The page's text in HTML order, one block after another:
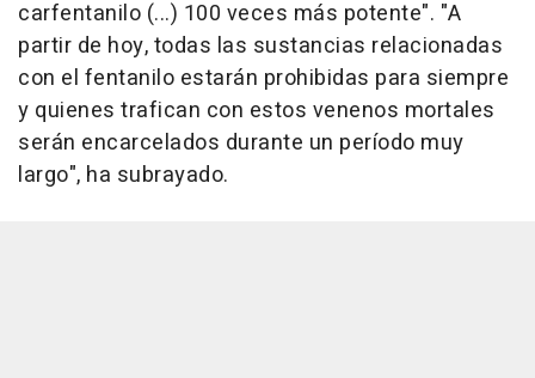
carfentanilo (...) 100 veces más potente". "A
partir de hoy, todas las sustancias relacionadas
con el fentanilo estarán prohibidas para siempre
y quienes trafican con estos venenos mortales
serán encarcelados durante un período muy
largo", ha subrayado.